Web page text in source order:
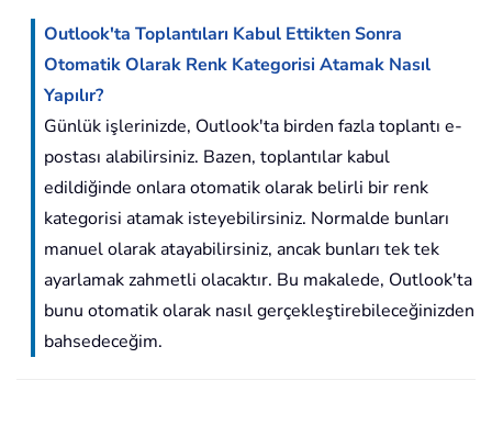
Outlook'ta Toplantıları Kabul Ettikten Sonra
Otomatik Olarak Renk Kategorisi Atamak Nasıl
Yapılır?
Günlük işlerinizde, Outlook'ta birden fazla toplantı e-
postası alabilirsiniz. Bazen, toplantılar kabul
edildiğinde onlara otomatik olarak belirli bir renk
kategorisi atamak isteyebilirsiniz. Normalde bunları
manuel olarak atayabilirsiniz, ancak bunları tek tek
ayarlamak zahmetli olacaktır. Bu makalede, Outlook'ta
bunu otomatik olarak nasıl gerçekleştirebileceğinizden
bahsedeceğim.